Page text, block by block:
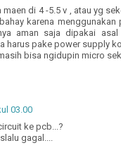
di 4 -5.5 v , atau yg
karena
aman saja dipakai
harus pake power supply
bisa ngidupin micro
03.00
ke pcb...?
gagal....